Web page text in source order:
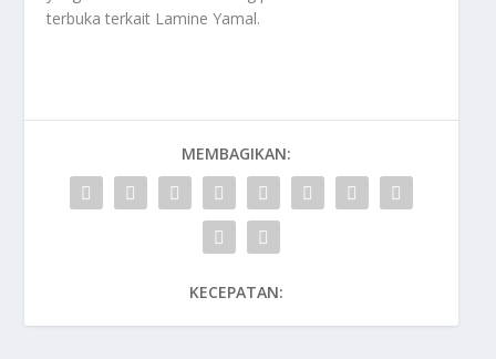
terbuka terkait Lamine Yamal.
MEMBAGIKAN:
KECEPATAN: